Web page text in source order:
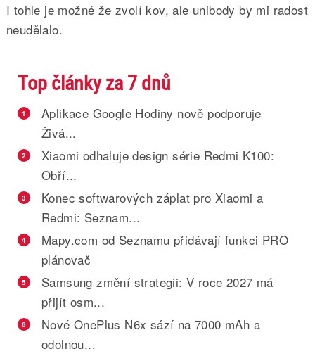
I tohle je možné že zvolí kov, ale unibody by mi radost
neudělalo.
Top články za 7 dnů
1
Aplikace Google Hodiny nově podporuje
Živá...
2
Xiaomi odhaluje design série Redmi K100:
Obří...
3
Konec softwarových záplat pro Xiaomi a
Redmi: Seznam...
4
Mapy.com od Seznamu přidávají funkci PRO
plánovač
5
Samsung změní strategii: V roce 2027 má
přijít osm...
6
Nové OnePlus N6x sází na 7000 mAh a
odolnou...